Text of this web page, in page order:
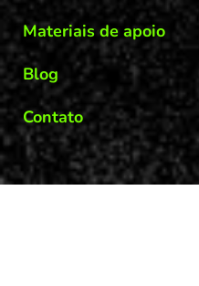
Materiais de apoio
Blog
Contato